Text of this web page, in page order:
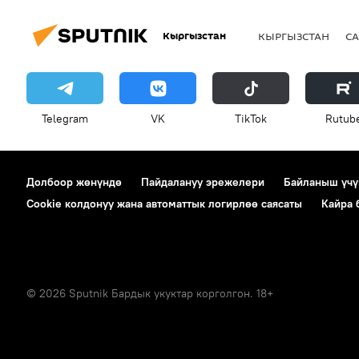
Кыргызстан КЫРГЫЗСТАН
Telegram VK ТikТоk
Долбоор жөнүндө Пайдалануу эрежелери
Байланыш
Cookie колдонуу жана автоматтык логирлөө саясаты
Кайра
© 2026 Sputnik Бардык укуктар корголгон. 18+